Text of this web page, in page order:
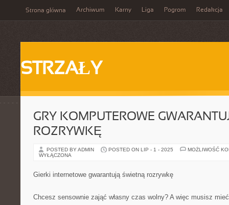
Strona główna Archiwum Karny Liga Pogrom Redakcja
STRZAŁY
GRY KOMPUTEROWE
ROZRYWKĘ
POSTED BY ADMIN POSTED ON LIP - 1 - 2025
MOŻLIWOŚĆ
WYŁĄCZONA
Gierki internetowe gwarantują świetną rozrywkę
Chcesz sensownie zająć własny czas wolny? A więc musisz